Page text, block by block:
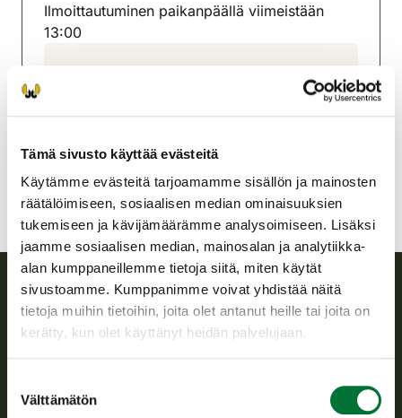
Tämä sivusto käyttää evästeitä
Käytämme evästeitä tarjoamamme sisällön ja mainosten
räätälöimiseen, sosiaalisen median ominaisuuksien
tukemiseen ja kävijämäärämme analysoimiseen. Lisäksi
jaamme sosiaalisen median, mainosalan ja analytiikka-
alan kumppaneillemme tietoja siitä, miten käytät
sivustoamme. Kumppanimme voivat yhdistää näitä
tietoja muihin tietoihin, joita olet antanut heille tai joita on
kerätty, kun olet käyttänyt heidän palvelujaan.
valinta
Välttämätön
Ilmoittautuminen paikanpäällä viimeistään
13:00
Marttilan seudun riistanhoitoyhdistys
0400 634976
Suomen riistakeskus
toimeenpanosta sekä vastaa sille säädetyistä julkisista